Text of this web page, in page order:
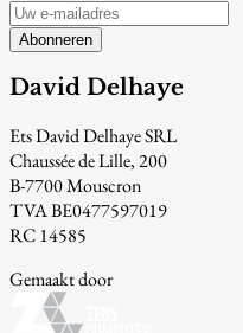
Abonneren
David Delhaye
Ets David Delhaye SRL
Chaussée de Lille, 200
B-7700 Mouscron
TVA BE0477597019
RC 14585
Gemaakt door